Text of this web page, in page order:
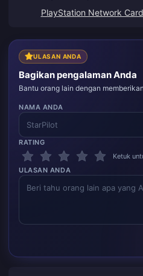
PlayStation Network
ULASAN ANDA
Bagikan pengalaman Anda
Bantu orang lain dengan
NAMA ANDA
RATING
Ketuk
ULASAN ANDA